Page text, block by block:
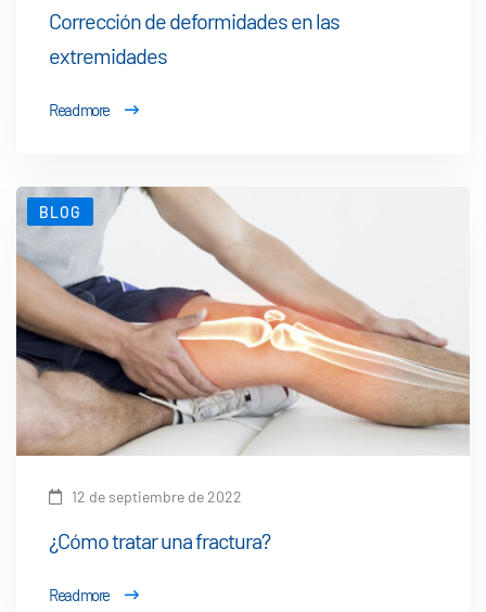
Corrección de deformidades en las
extremidades
Read more
BLOG
12 de septiembre de 2022
¿Cómo tratar una fractura?
Read more